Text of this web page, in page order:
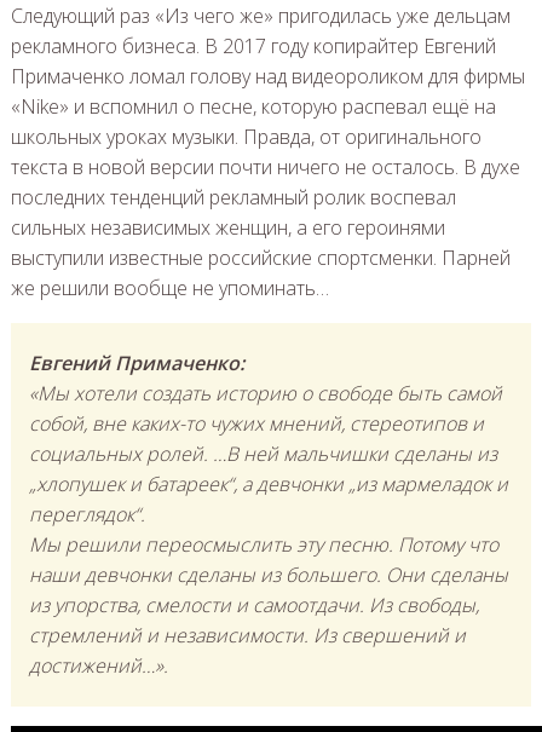
Следующий раз «Из чего же» пригодилась уже дельцам
рекламного бизнеса. В 2017 году копирайтер Евгений
Примаченко ломал голову над видеороликом для фирмы
«Nike» и вспомнил о песне, которую распевал ещё на
школьных уроках музыки. Правда, от оригинального
текста в новой версии почти ничего не осталось. В духе
последних тенденций рекламный ролик воспевал
сильных независимых женщин, а его героинями
выступили известные российские спортсменки. Парней
же решили вообще не упоминать…
Евгений Примаченко:
«Мы хотели создать историю о свободе быть самой
собой, вне каких-то чужих мнений, стереотипов и
социальных ролей. …В ней мальчишки сделаны из
„хлопушек и батареек“, а девчонки „из мармеладок и
переглядок“.
Мы решили переосмыслить эту песню. Потому что
наши девчонки сделаны из большего. Они сделаны
из упорства, смелости и самоотдачи. Из свободы,
стремлений и независимости. Из свершений и
достижений…».